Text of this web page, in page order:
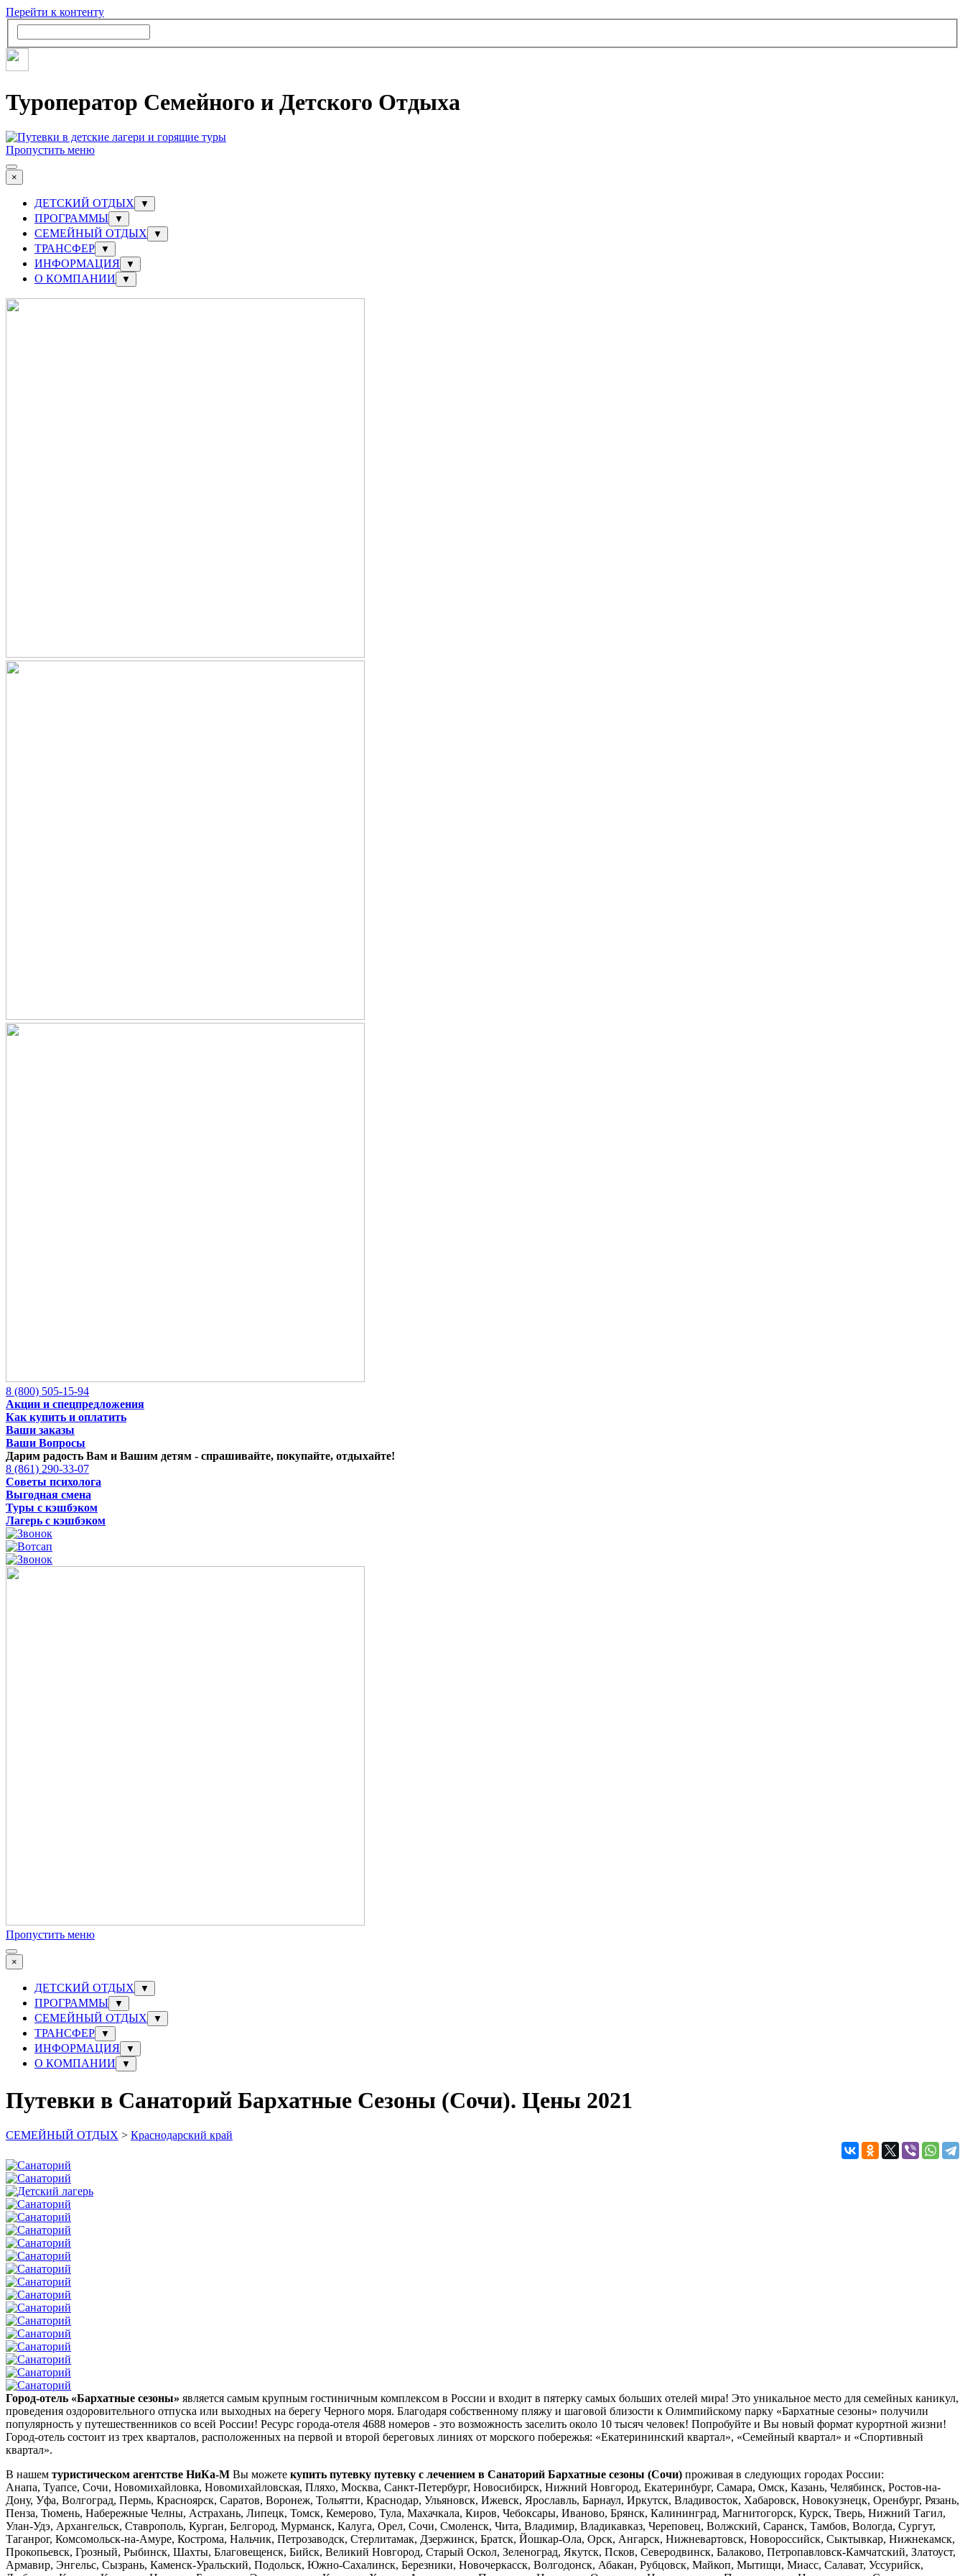
Перейти к контенту
Туроператор Семейного и Детского Отдыха
Пропустить меню
×
ДЕТСКИЙ ОТДЫХ ▼
ПРОГРАММЫ ▼
СЕМЕЙНЫЙ ОТДЫХ ▼
ТРАНСФЕР ▼
ИНФОРМАЦИЯ ▼
О КОМПАНИИ ▼
8 (800) 505-15-94
Акции и спецпредложения
Как купить и оплатить
Ваши заказы
Ваши Вопросы
Дарим радость Вам и Вашим детям - спрашивайте, покупайте, отдыхайте!
8 (861) 290-33-07
Советы психолога
Выгодная смена
Туры с кэшбэком
Лагерь с кэшбэком
Пропустить меню
×
ДЕТСКИЙ ОТДЫХ ▼
ПРОГРАММЫ ▼
СЕМЕЙНЫЙ ОТДЫХ ▼
ТРАНСФЕР ▼
ИНФОРМАЦИЯ ▼
О КОМПАНИИ ▼
Путевки в Санаторий Бархатные Сезоны (Сочи). Цены 2021
СЕМЕЙНЫЙ ОТДЫХ > Краснодарский край
Город-отель «Бархатные сезоны» является самым крупным гостиничным комплексом в России и входит в пятерку самых больших отелей мира! Это уникальное место для семейных каникул,
проведения оздоровительного отпуска или выходных на берегу Черного моря. Благодаря собственному пляжу и шаговой близости к Олимпийскому парку «Бархатные сезоны» получили
популярность у путешественников со всей России! Ресурс города-отеля 4688 номеров - это возможность заселить около 10 тысяч человек! Попробуйте и Вы новый формат курортной жизни!
Город-отель состоит из трех кварталов, расположенных на первой и второй береговых линиях от морского побережья: «Екатерининский квартал», «Семейный квартал» и «Спортивный
квартал».
В нашем туристическом агентстве НиКа-М Вы можете купить путевку путевку с лечением в Санаторий Бархатные сезоны (Сочи) проживая в следующих городах России:
Анапа, Туапсе, Сочи, Новомихайловка, Новомихайловская, Пляхо, Москва, Санкт-Петербург, Новосибирск, Нижний Новгород, Екатеринбург, Самара, Омск, Казань, Челябинск, Ростов-на-
Дону, Уфа, Волгоград, Пермь, Красноярск, Саратов, Воронеж, Тольятти, Краснодар, Ульяновск, Ижевск, Ярославль, Барнаул, Иркутск, Владивосток, Хабаровск, Новокузнецк, Оренбург, Рязань,
Пенза, Тюмень, Набережные Челны, Астрахань, Липецк, Томск, Кемерово, Тула, Махачкала, Киров, Чебоксары, Иваново, Брянск, Калининград, Магнитогорск, Курск, Тверь, Нижний Тагил,
Улан-Удэ, Архангельск, Ставрополь, Курган, Белгород, Мурманск, Калуга, Орел, Сочи, Смоленск, Чита, Владимир, Владикавказ, Череповец, Волжский, Саранск, Тамбов, Вологда, Сургут,
Таганрог, Комсомольск-на-Амуре, Кострома, Нальчик, Петрозаводск, Стерлитамак, Дзержинск, Братск, Йошкар-Ола, Орск, Ангарск, Нижневартовск, Новороссийск, Сыктывкар, Нижнекамск,
Прокопьевск, Грозный, Рыбинск, Шахты, Благовещенск, Бийск, Великий Новгород, Старый Оскол, Зеленоград, Якутск, Псков, Северодвинск, Балаково, Петропавловск-Камчатский, Златоуст,
Армавир, Энгельс, Сызрань, Каменск-Уральский, Подольск, Южно-Сахалинск, Березники, Новочеркасск, Волгодонск, Абакан, Рубцовск, Майкоп, Мытищи, Миасс, Салават, Уссурийск,